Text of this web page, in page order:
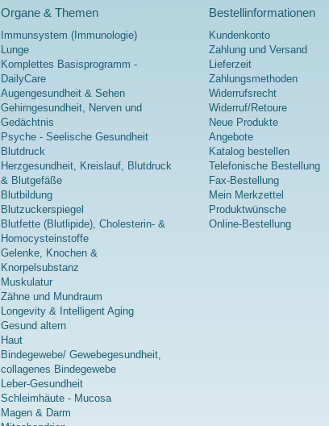
Organe & Themen
Immunsystem (Immunologie)
Lunge
Komplettes Basisprogramm -
DailyCare
Augengesundheit & Sehen
Gehirngesundheit, Nerven und
Gedächtnis
Psyche - Seelische Gesundheit
Blutdruck
Herzgesundheit, Kreislauf, Blutdruck
& Blutgefäße
Blutbildung
Blutzuckerspiegel
Blutfette (Blutlipide), Cholesterin- &
Homocysteinstoffe
Gelenke, Knochen &
Knorpelsubstanz
Muskulatur
Zähne und Mundraum
Longevity & Intelligent Aging
Gesund altern
Haut
Bindegewebe/ Gewebegesundheit,
collagenes Bindegewebe
Leber-Gesundheit
Schleimhäute - Mucosa
Magen & Darm
Bestellinformationen
Kundenkonto
Zahlung und Versand
Lieferzeit
Zahlungsmethoden
Widerrufsrecht
Widerruf/Retoure
Neue Produkte
Angebote
Katalog bestellen
Telefonische Bestellung
Fax-Bestellung
Mein Merkzettel
Produktwünsche
Online-Bestellung